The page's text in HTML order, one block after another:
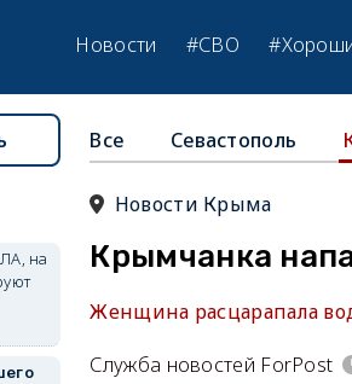
Новости #СВО
Все Севастополь
Новости Крыма
Крымчанка
Женщина расцарапала
Служба новостей ForPost
на